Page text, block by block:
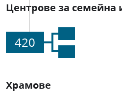
Центрове за семейна
420
Храмове